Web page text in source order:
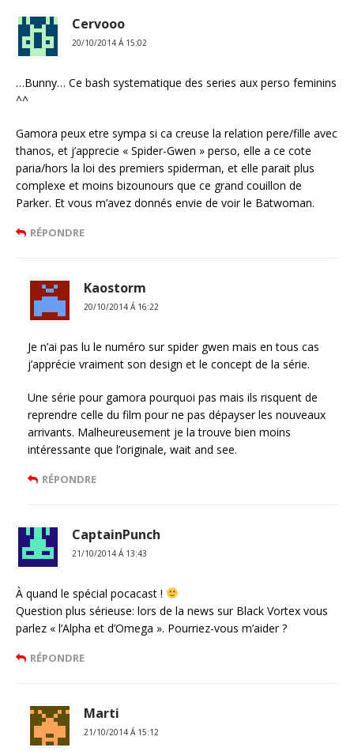
Cervooo
20/10/2014 Á 15:02
…Bunny… Ce bash systematique des series aux perso feminins
^^
Gamora peux etre sympa si ca creuse la relation pere/fille avec
thanos, et j’apprecie « Spider-Gwen » perso, elle a ce cote
paria/hors la loi des premiers spiderman, et elle parait plus
complexe et moins bizounours que ce grand couillon de
Parker. Et vous m’avez donnés envie de voir le Batwoman.
RÉPONDRE
Kaostorm
20/10/2014 Á 16:22
Je n’ai pas lu le numéro sur spider gwen mais en tous cas
j’apprécie vraiment son design et le concept de la série.
Une série pour gamora pourquoi pas mais ils risquent de
reprendre celle du film pour ne pas dépayser les nouveaux
arrivants. Malheureusement je la trouve bien moins
intéressante que l’originale, wait and see.
RÉPONDRE
CaptainPunch
21/10/2014 Á 13:43
À quand le spécial pocacast !
Question plus sérieuse: lors de la news sur Black Vortex vous
parlez « l’Alpha et d’Omega ». Pourriez-vous m’aider ?
RÉPONDRE
Marti
21/10/2014 Á 15:12